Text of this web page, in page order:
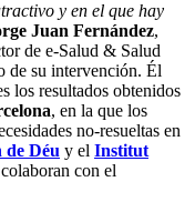
y en el que hay
Juan Fernández,
de e-Salud & Salud
de su intervención. Él
los resultados obtenidos
, en la que los
no-resueltas en
de Déu y el Institut
con el